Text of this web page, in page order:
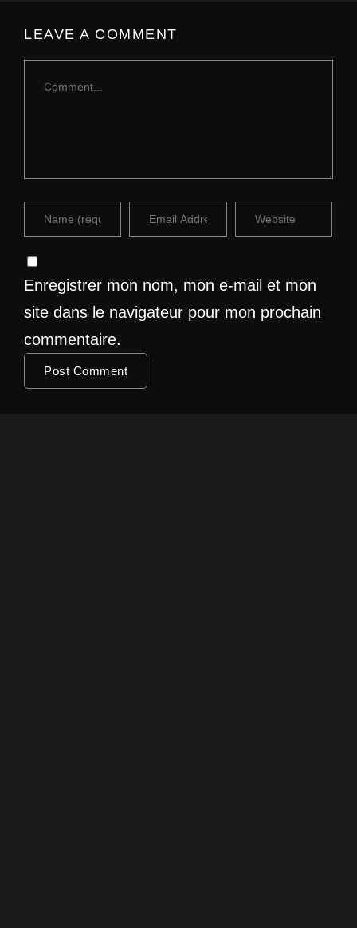
LEAVE A COMMENT
Enregistrer mon nom, mon e-mail et mon
site dans le navigateur pour mon prochain
commentaire.